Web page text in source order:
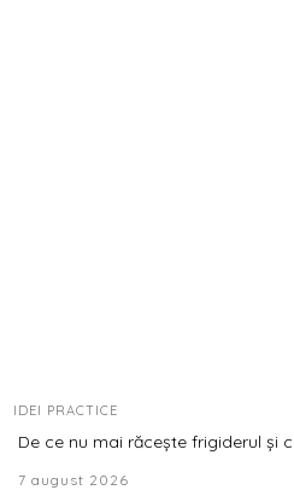
IDEI PRACTICE
De ce nu mai răcește frigiderul și
7 august 2026